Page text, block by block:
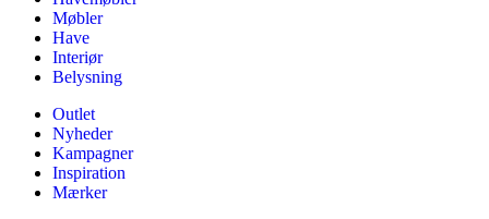
Møbler
Have
Interiør
Belysning
Outlet
Nyheder
Kampagner
Inspiration
Mærker